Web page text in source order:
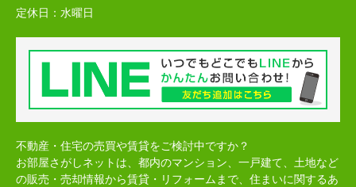
定休日： 水曜日
不動産・住宅の売買や賃貸をご検討中ですか？
お部屋さがしネットは、都内のマンション、一戸建て、土地など
の販売・売却情報から賃貸・リフォームまで、住まいに関するあ